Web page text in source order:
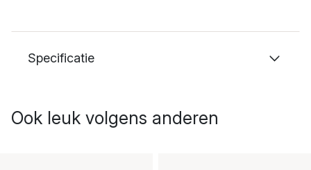
Specificatie
Ook leuk volgens anderen